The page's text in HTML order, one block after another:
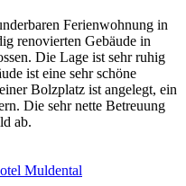
Ferienwohnung in
renovierten Gebäude in
Die Lage ist sehr ruhig
ist eine sehr schöne
Bolzplatz ist angelegt, ein
Die sehr nette Betreuung
ab.
Muldental